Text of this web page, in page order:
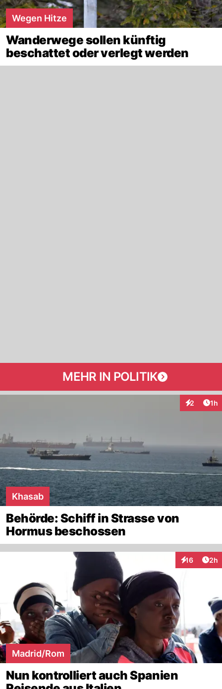
Wegen Hitze
Wanderwege sollen künftig
beschattet oder verlegt werden
MEHR IN POLITIK
2 1h
Khasab
Behörde: Schiff in Strasse von
Hormus beschossen
16
Interaktionen
2h
Madrid/Rom
Nun kontrolliert auch Spanien